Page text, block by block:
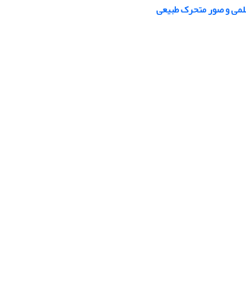
و صور متحرک طبیعی